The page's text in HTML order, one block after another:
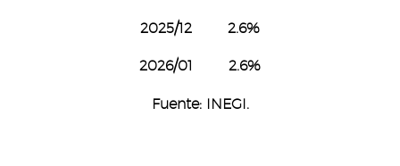
2025/12 2.6%
2026/01 2.6%
Fuente: INEGI.